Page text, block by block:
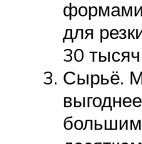
для
30
Сырьё.